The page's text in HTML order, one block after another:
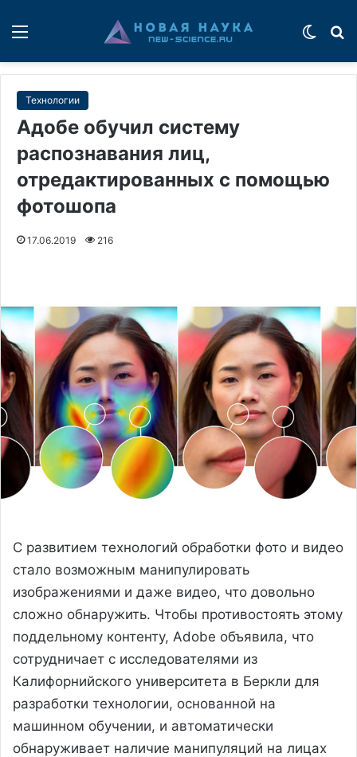
Технологии
Адобе обучил систему
распознавания лиц,
отредактированных с помощью
фотошопа
17.06.2019 216
С развитием технологий обработки фото и видео
стало возможным манипулировать
изображениями и даже видео, что довольно
сложно обнаружить. Чтобы противостоять этому
поддельному контенту, Adobe объявила, что
сотрудничает с исследователями из
Калифорнийского университета в Беркли для
разработки технологии, основанной на
машинном обучении, и автоматически
обнаруживает наличие манипуляций на лицах